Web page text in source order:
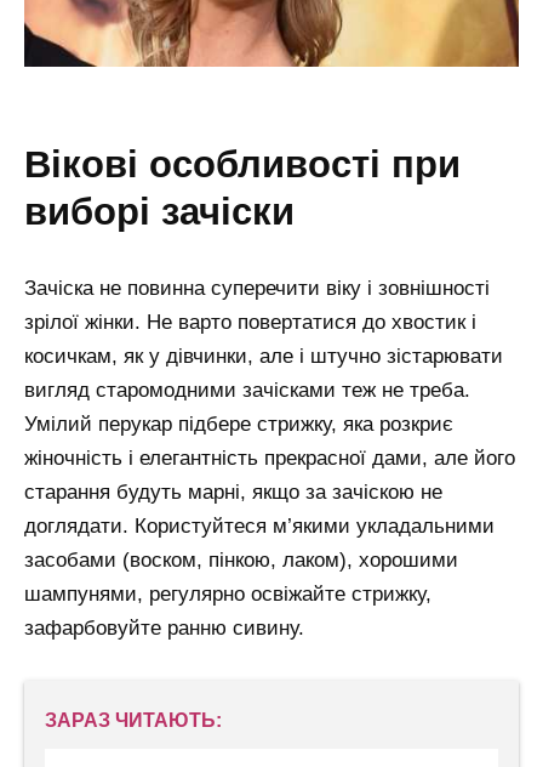
вікові особливості при
виборі зачіски
Зачіска не повинна суперечити віку і зовнішності
зрілої жінки. Не варто повертатися до хвостик і
косичкам, як у дівчинки, але і штучно зістарювати
вигляд старомодними зачісками теж не треба.
Умілий перукар підбере стрижку, яка розкриє
жіночність і елегантність прекрасної дами, але його
старання будуть марні, якщо за зачіскою не
доглядати. Користуйтеся м’якими укладальними
засобами (воском, пінкою, лаком), хорошими
шампунями, регулярно освіжайте стрижку,
зафарбовуйте ранню сивину.
ЗАРАЗ ЧИТАЮТЬ: